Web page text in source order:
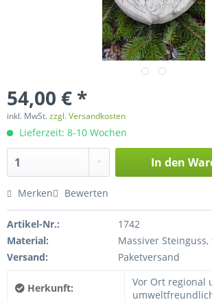
54,00 € *
inkl. MwSt.zzgl. Versandkosten
Lieferzeit: 8-10 Wochen
In den
Merken Bewerten
Artikel-Nr.:
1742
Material:
Massiver
Versand:
Paketversand
Herkunft:
Vor Ort regional